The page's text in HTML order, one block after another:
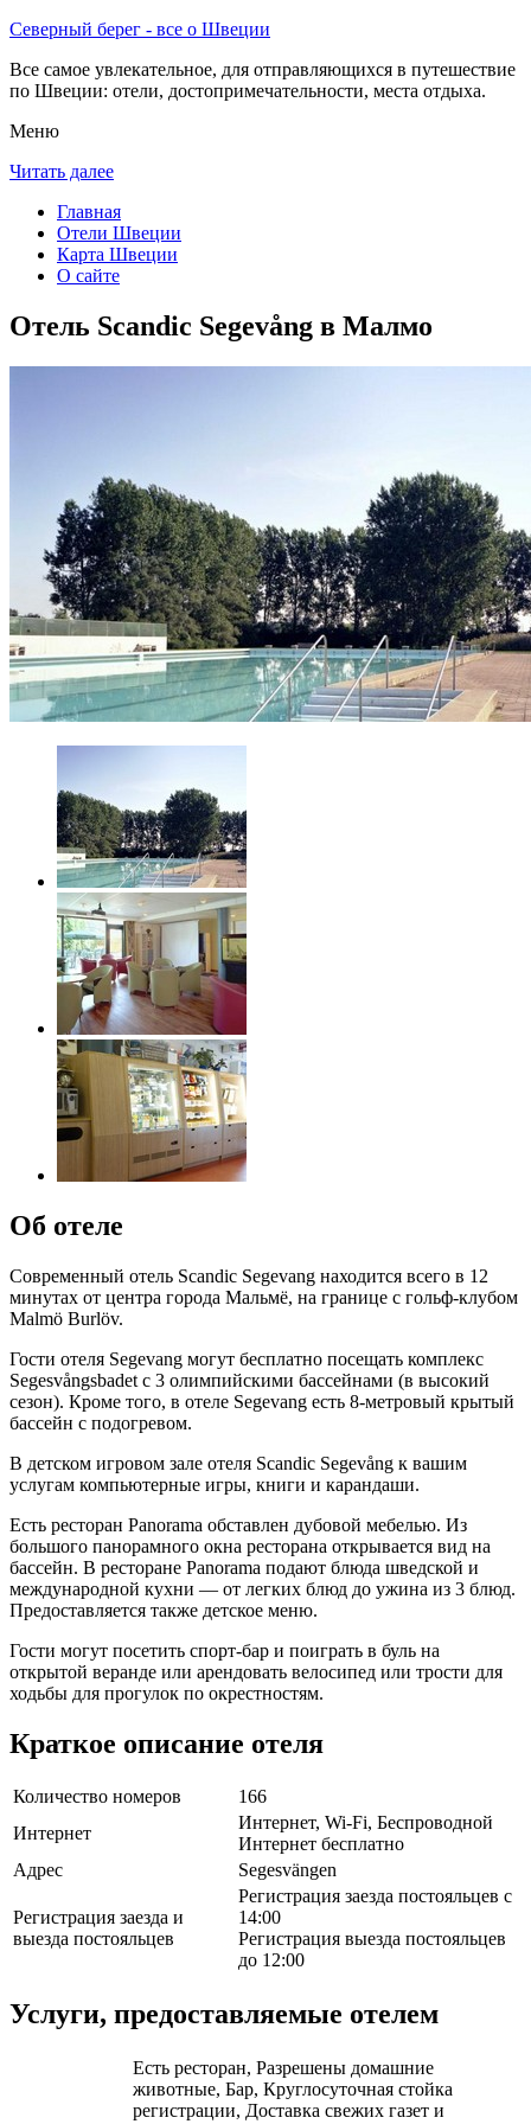
Северный берег - все о Швеции
Все самое увлекательное, для отправляющихся в путешествие
по Швеции: отели, достопримечательности, места отдыха.
Меню
Читать далее
Главная
Отели Швеции
Карта Швеции
О сайте
Отель Scandic Segevång в Малмо
Об отеле
Современный отель Scandic Segevang находится всего в 12
минутах от центра города Мальмё, на границе с гольф-клубом
Malmö Burlöv.
Гости отеля Segevang могут бесплатно посещать комплекс
Segesvångsbadet с 3 олимпийскими бассейнами (в высокий
сезон). Кроме того, в отеле Segevang есть 8-метровый крытый
бассейн с подогревом.
В детском игровом зале отеля Scandic Segevång к вашим
услугам компьютерные игры, книги и карандаши.
Есть ресторан Panorama обставлен дубовой мебелью. Из
большого панорамного окна ресторана открывается вид на
бассейн. В ресторане Panorama подают блюда шведской и
международной кухни — от легких блюд до ужина из 3 блюд.
Предоставляется также детское меню.
Гости могут посетить спорт-бар и поиграть в буль на
открытой веранде или арендовать велосипед или трости для
ходьбы для прогулок по окрестностям.
Краткое описание отеля
Количество номеров
166
Интернет
Интернет, Wi-Fi, Беспроводной
Интернет бесплатно
Адрес
Segesvängen
Регистрация заезда и
выезда постояльцев
Регистрация заезда постояльцев с
14:00
Регистрация выезда постояльцев
до 12:00
Услуги, предоставляемые отелем
Есть ресторан, Разрешены домашние
животные, Бар, Круглосуточная стойка
регистрации, Доставка свежих газет и